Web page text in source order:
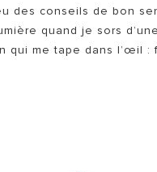
des conseils de bon
quand je sors
qui me tape dans l’œil